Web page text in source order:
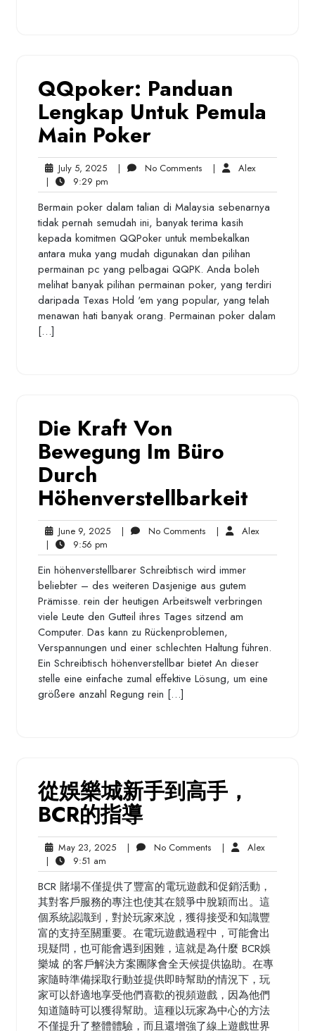
QQpoker: Panduan
Lengkap Untuk Pemula
Main Poker
July 5, 2025July
5,
2025
| No CommentsNo | AlexAlex
|
9:29 pm
pm
Bermain poker dalam talian di Malaysia sebenarnya
tidak pernah semudah ini, banyak terima kasih
kepada komitmen QQPoker untuk membekalkan
antara muka yang mudah digunakan dan pilihan
permainan pc yang pelbagai QQPK. Anda boleh
melihat banyak pilihan permainan poker, yang terdiri
daripada Texas Hold 'em yang popular, yang telah
menawan hati banyak orang. Permainan poker dalam
[…]
Die Kraft Von
Bewegung Im Büro
Durch
Höhenverstellbarkeit
June 9, 2025June
2025
| No CommentsNo | AlexAlex
|
9:56 pm
pm
Ein höhenverstellbarer Schreibtisch wird immer
beliebter – des weiteren Dasjenige aus gutem
Prämisse. rein der heutigen Arbeitswelt verbringen
viele Leute den Gutteil ihres Tages sitzend am
Computer. Das kann zu Rückenproblemen,
Verspannungen und einer schlechten Haltung führen.
Ein Schreibtisch höhenverstellbar bietet An dieser
stelle eine einfache zumal effektive Lösung, um eine
größere anzahl Regung rein […]
從娛樂城新手到高手，
BCR的指導
May 23, 2025May
2025
| No CommentsNo | AlexAlex
|
9:51 am
am
BCR 賭場不僅提供了豐富的電玩遊戲和促銷活動，
其對客戶服務的專注也使其在競爭中脫穎而出。這
個系統認識到，對於玩家來說，獲得接受和知識豐
富的支持至關重要。在電玩遊戲過程中，可能會出
現疑問，也可能會遇到困難，這就是為什麼 BCR娛
樂城 的客戶解決方案團隊會全天候提供協助。在專
家隨時準備採取行動並提供即時幫助的情況下，玩
家可以舒適地享受他們喜歡的視頻遊戲，因為他們
知道隨時可以獲得幫助。這種以玩家為中心的方法
不僅提升了整體體驗，而且還增強了線上遊戲世界